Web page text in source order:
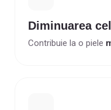
Diminuarea
Contribuie la o piele